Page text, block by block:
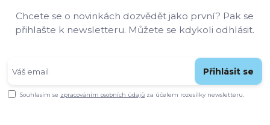
Chcete se o novinkách dozvědět jako první? Pak se
přihlašte k newsletteru. Můžete se kdykoli odhlásit.
Přihlásit se
Souhlasím se zpracováním osobních údajů za účelem rozesílky newsletteru.